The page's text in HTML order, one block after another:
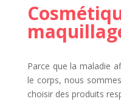
Parce que la maladie
le corps, nous
choisir des produits